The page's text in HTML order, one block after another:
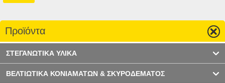
Προϊόντα
ΣΤΕΓΑΝΩΤΙΚΑ ΥΛΙΚΑ
ΒΕΛΤΙΩΤΙΚΑ ΚΟΝΙΑΜΑΤΩΝ & ΣΚΥΡΟΔΕΜΑΤΟΣ